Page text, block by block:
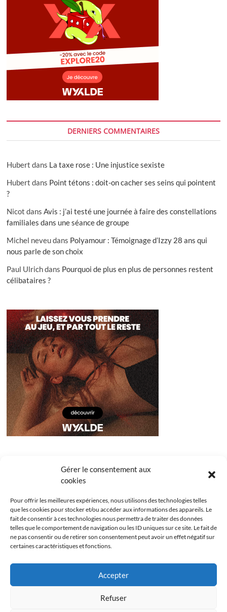
Gérer le consentement aux
cookies
Pour offrir les meilleures expériences, nous utilisons des technologies telles
que les cookies pour stocker et/ou accéder aux informations des appareils. Le
fait de consentir à ces technologies nous permettra de traiter des données
telles que le comportement de navigation ou les ID uniques sur ce site. Le fait de
ne pas consentir ou de retirer son consentement peut avoir un effet négatif sur
certaines caractéristiques et fonctions.
Accepter
Refuser
DERNIERS COMMENTAIRES
Hubert dans La taxe rose : Une injustice sexiste
Hubert dans Point tétons : doit-on cacher ses seins qui pointent
?
Nicot dansAvis : j’ai testé une journée à faire des constellations
familiales dans une séance de groupe
Michel neveudans Polyamour : Témoignage d’Izzy 28 ans qui
nous parle de son choix
Paul Ulrichdans Pourquoi de plus en plus de personnes restent
célibataires ?
Politique de cookies (UE)